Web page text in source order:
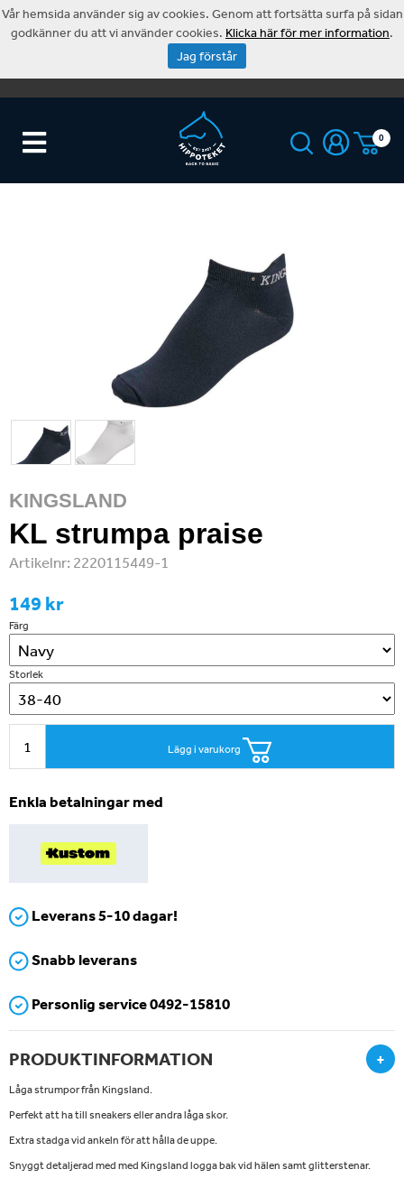
0
KINGSLAND
KL strumpa praise
Artikelnr: 2220115449-1
149 kr
Färg
Storlek
Lägg i varukorg
Enkla betalningar med
Leverans 5-10 dagar!
Snabb leverans
Personlig service 0492-15810
PRODUKTINFORMATION +
Låga strumpor från Kingsland.
Perfekt att ha till sneakers eller andra låga skor.
Extra stadga vid ankeln för att hålla de uppe.
Snyggt detaljerad med med Kingsland logga bak vid hälen samt glitterstenar.
Vår hemsida använder sig av cookies. Genom att fortsätta surfa på sidan
godkänner du att vi använder cookies. Klicka här för mer information.
Jag förstår